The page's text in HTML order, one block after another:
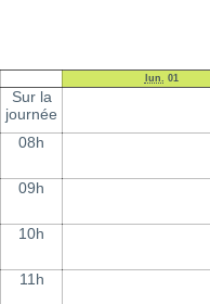
lun. 01
Sur la
journée
08h
09h
10h
11h